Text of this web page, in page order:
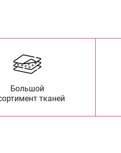
Большой
тканей